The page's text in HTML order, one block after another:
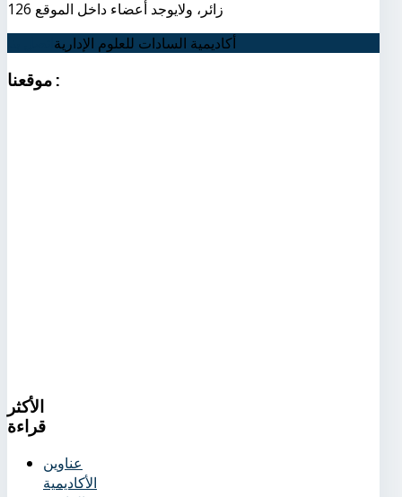
126 زائر، ولايوجد أعضاء داخل الموقع
أكاديمية السادات للعلوم الإدارية
:
الأكثر
قراءة
عناوين
الأكاديمية